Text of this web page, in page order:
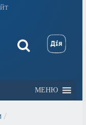
МЕНЮ
/